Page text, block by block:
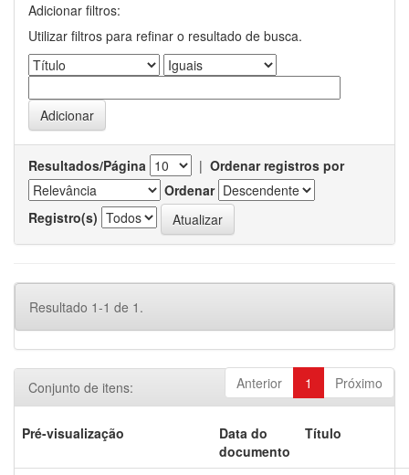
Adicionar filtros:
Utilizar filtros para refinar o resultado de busca.
Resultados/Página | Ordenar registros por
Ordenar
Registro(s)
Resultado 1-1 de 1.
Anterior 1 Próximo
Conjunto de itens:
Pré-visualização
Data do
documento
Título